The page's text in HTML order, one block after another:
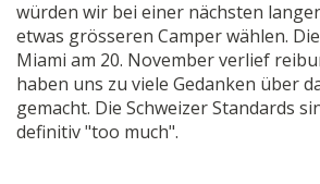
würden wir bei einer nächsten
etwas grösseren Camper wählen.
Miami am 20. November verlief
haben uns zu viele Gedanken über
gemacht. Die Schweizer Standards
definitiv "too much".